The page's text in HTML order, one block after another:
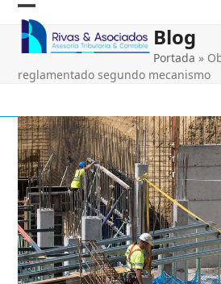
Skip
content
Open
mobile
menu
Close
mobile
menu
Blog
Portada »
reglamentado segundo mecanismo